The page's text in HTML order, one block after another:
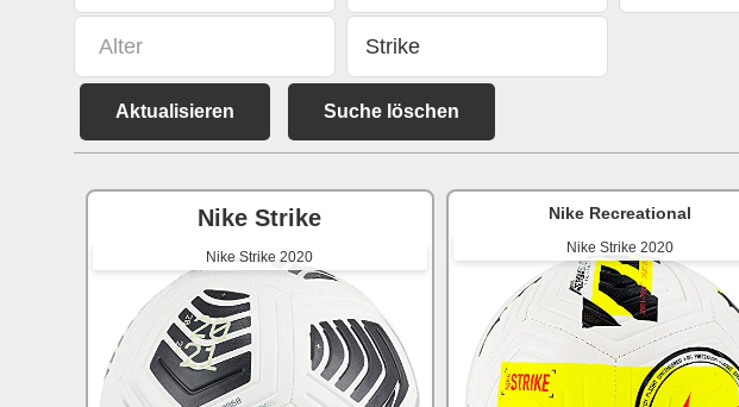
Aktualisieren Suche löschen
Nike Strike
Nike Strike 2020
Nike Recreational
Nike Strike 2020